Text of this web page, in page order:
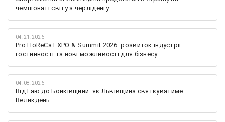
чемпіонаті світу з черліденгу
04.21.2026
Pro HoReCa EXPO & Summit 2026: розвиток індустрії
гостинності та нові можливості для бізнесу
04.08.2026
Від Гаю до Бойківщини: як Львівщина святкуватиме
Великдень